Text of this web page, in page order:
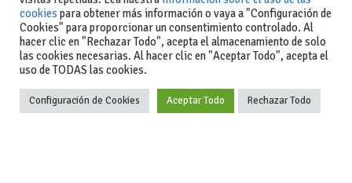
Actualidad
Coches de ocasión: guía completa para comprar seguro
cookies para obtener más información o vaya a "Configuración de
Cookies" para proporcionar un consentimiento controlado. Al
hacer clic en "Rechazar Todo", acepta el almacenamiento de solo
las cookies necesarias. Al hacer clic en "Aceptar Todo", acepta el
uso de TODAS las cookies.
Configuración de Cookies Aceptar Todo Rechazar Todo